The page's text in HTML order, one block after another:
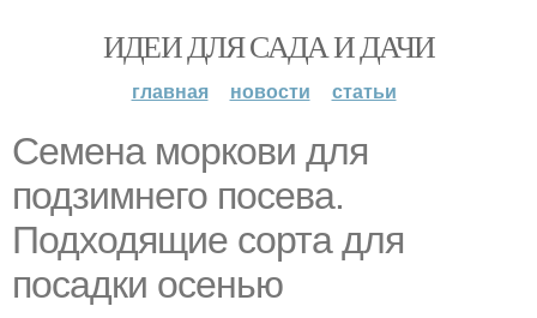
ИДЕИ ДЛЯ САДА И ДАЧИ
главная новости статьи
Семена моркови для
подзимнего посева.
Подходящие сорта для
посадки осенью